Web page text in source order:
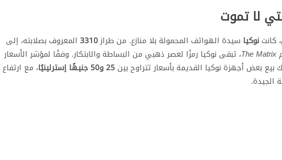
لا تموت
كانتنوكيا سيدة الهواتف المحمولة بلا منازع. من طراز3310 المعروف بصلابته، إلى
The Matrix، تبقى نوكيا رمزًا لعصر ذهبي من البساطة والابتكار. وفقًا لمؤشر الأسعار
بيع بعض أجهزة نوكيا القديمة بأسعار تتراوح بين25 و50 جنيهًا إسترلينيًا
، مع ارتفاع
الجيدة.